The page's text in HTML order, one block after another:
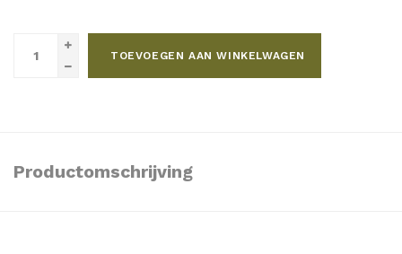
TOEVOEGEN AAN WINKELWAGEN
Productomschrijving